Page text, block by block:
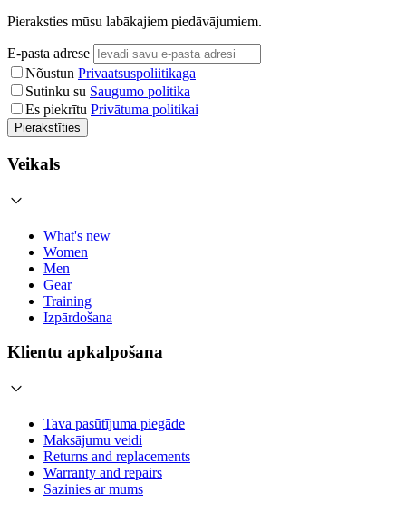
Pieraksties mūsu labākajiem piedāvājumiem.
E-pasta adrese
Nõustun Privaatsuspoliitikaga
Sutinku su Saugumo politika
Es piekrītu Privātuma politikai
Pierakstīties
Veikals
What's new
Women
Men
Gear
Training
Izpārdošana
Klientu apkalpošana
Tava pasūtījuma piegāde
Maksājumu veidi
Returns and replacements
Warranty and repairs
Sazinies ar mums